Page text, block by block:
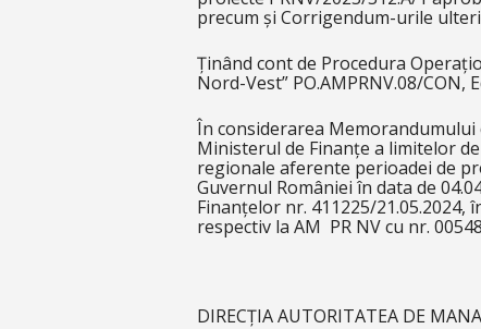
precum și Corrigendum-urile
Ținând cont de Procedura
Nord-Vest” PO.AMPRNV.08/CON,
În considerarea Memorandumului
Ministerul de Finanțe a limitelor
regionale aferente perioadei de
Guvernul României în data de
Finanțelor nr. 411225/21.05.2024,
respectiv la AM PR NV cu nr.
DIRECȚIA AUTORITATEA DE